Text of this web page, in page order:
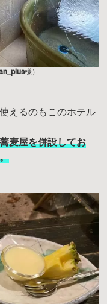
様）
えるのもこのホテル
麦屋を併設してお